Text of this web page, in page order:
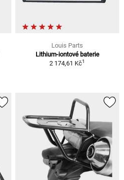
Louis Parts
Lithium-iontové baterie
2 174,61 Kč1